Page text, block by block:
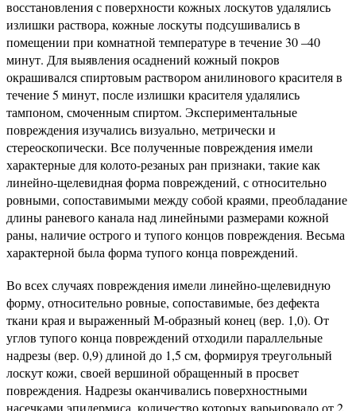
восстановления с поверхности кожных лоскутов удалялись
излишки раствора, кожные лоскуты подсушивались в
помещении при комнатной температуре в течение 30 –40
минут. Для выявления осаднений кожный покров
окрашивался спиртовым раствором анилинового красителя в
течение 5 минут, после излишки красителя удалялись
тампоном, смоченным спиртом. Экспериментальные
повреждения изучались визуально, метрически и
стереоскопически. Все полученные повреждения имели
характерные для колото-резаных ран признаки, такие как
линейно-щелевидная форма повреждений, с относительно
ровными, сопоставимыми между собой краями, преобладание
длины раневого канала над линейными размерами кожной
раны, наличие острого и тупого концов повреждения. Весьма
характерной была форма тупого конца повреждений.
Во всех случаях повреждения имели линейно-щелевидную
форму, относительно ровные, сопоставимые, без дефекта
ткани края и выраженный М-образный конец (вер. 1,0). От
углов тупого конца повреждений отходили параллельные
надрезы (вер. 0,9) длиной до 1,5 см, формируя треугольный
лоскут кожи, своей вершиной обращенный в просвет
повреждения. Надрезы оканчивались поверхностными
насечками эпидермиса, количество которых варьировало от 2